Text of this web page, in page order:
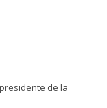
de la